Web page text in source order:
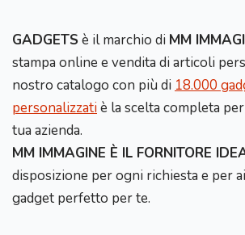
GADGETS è il marchio di MM
stampa online e vendita di articoli
nostro catalogo con più di 18.000
personalizzatiè la scelta completa
tua azienda.
MM IMMAGINE È IL FORNITORE
disposizione per ogni richiesta e per
gadget perfetto per te.